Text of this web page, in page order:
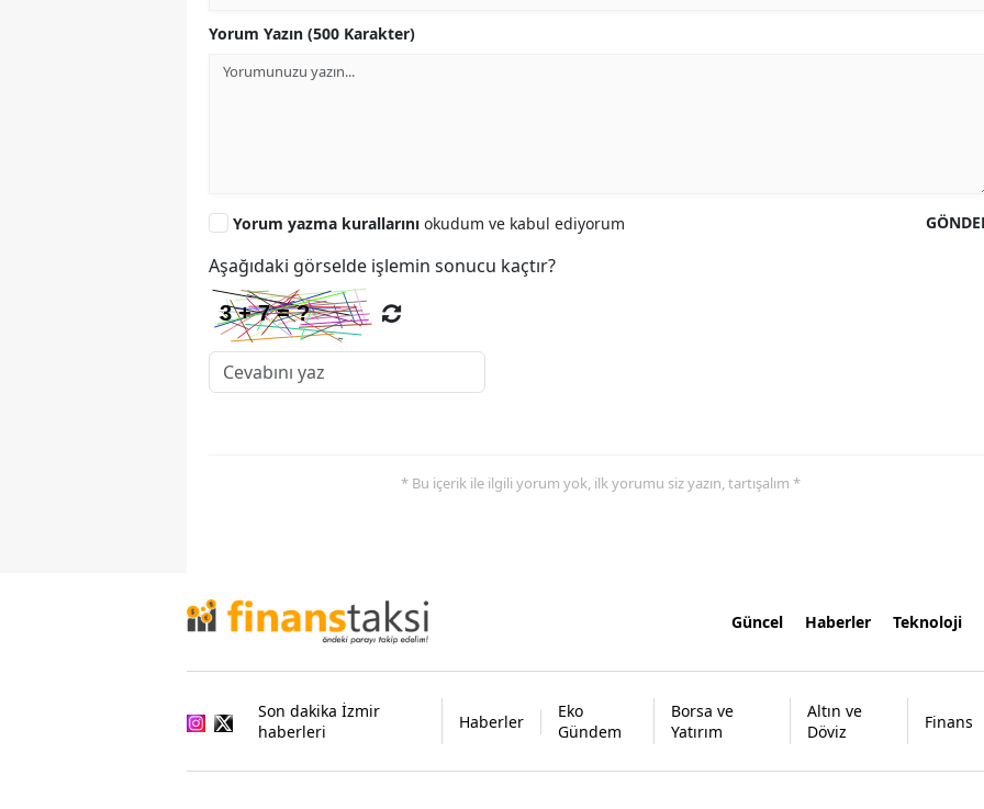
Yorum Yazın (500 Karakter)
Yorum yazma kurallarını okudum ve kabul ediyorum
Aşağıdaki görselde işlemin sonucu kaçtır?
* Bu içerik ile ilgili yorum yok, ilk yorumu siz yazın, tartışalım *
Güncel Haberler Teknoloji
Son dakika İzmir
haberleri
Haberler
Eko
Gündem
Borsa ve
Yatırım
Altın ve
Döviz
Finans